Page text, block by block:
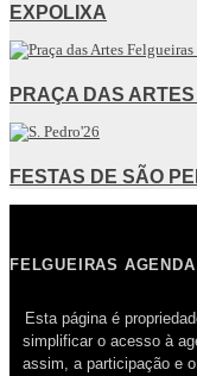
EXPOLIXA
PRAÇA DAS
FESTAS DE SÃO
FELGUEIRAS AGENDA
Esta página é
simplificar o acesso à
assim, a participação e